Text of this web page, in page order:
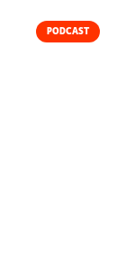
PODCAST